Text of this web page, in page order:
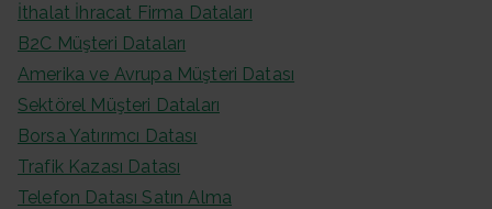
İthalat İhracat Firma Dataları
B2C Müşteri Dataları
Amerika ve Avrupa Müşteri Datası
Sektörel Müşteri Dataları
Borsa Yatırımcı Datası
Trafik Kazası Datası
Telefon Datası Satın Alma